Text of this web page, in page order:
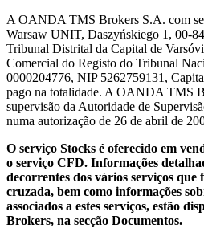
A OANDA TMS Brokers S.A. com
Warsaw UNIT, Daszyńskiego 1, 00-
Tribunal Distrital da Capital de
Comercial do Registo do Tribunal
0000204776, NIP 5262759131,
pago na totalidade. A OANDA TMS
supervisão da Autoridade de
numa autorização de 26 de abril de
O serviço Stocks é oferecido em
o serviço CFD. Informações
decorrentes dos vários serviços que
cruzada, bem como informações
associados a estes serviços, estão
Brokers, na secção Documentos.